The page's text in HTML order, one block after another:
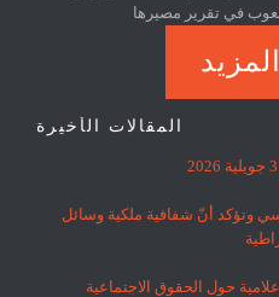
في تقرير مصيرها
المقالات الأخيرة
وتؤكد أنّ شفافية ملكية وسائل
حول الحقوق الاجتماعية